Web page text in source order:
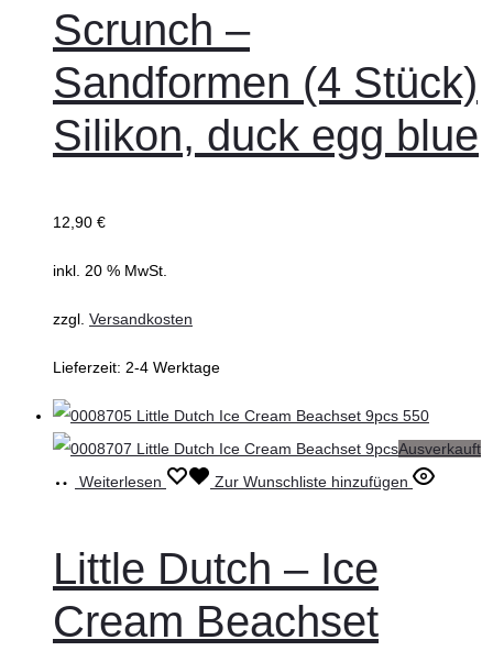
Scrunch –
Sandformen (4 Stück)
Silikon, duck egg blue
12,90 €
inkl. 20 % MwSt.
zzgl. Versandkosten
Lieferzeit: 2-4 Werktage
Ausverkauft
Weiterlesen
Zur Wunschliste hinzufügen
Little Dutch – Ice
Cream Beachset